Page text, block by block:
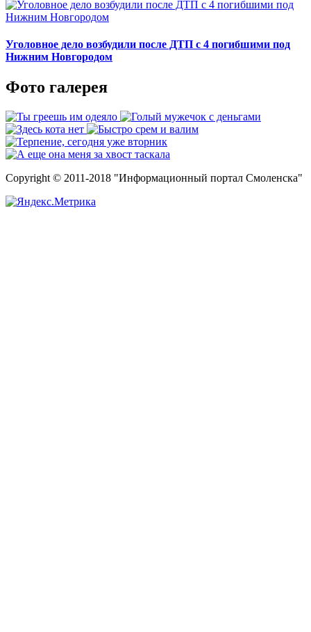
Уголовное дело возбудили после ДТП с 4 погибшими под
Нижним Новгородом
Фото галерея
Copyright © 2011-2018 "Информационный портал Смоленска"